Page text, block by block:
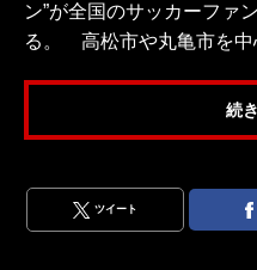
ン”が全国のサッカーファ
る。 高松市や丸亀市を
続
ツイート